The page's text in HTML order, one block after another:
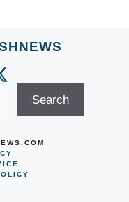
Search